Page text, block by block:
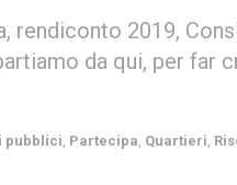
rendiconto 2019,
da qui, per far
pubblici Partecipa Quartieri